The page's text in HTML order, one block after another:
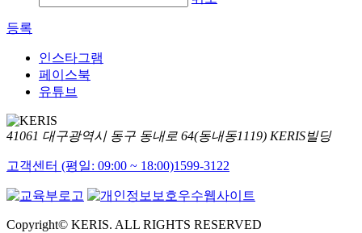
등록
인스타그램
페이스북
유튜브
41061 대구광역시 동구 동내로 64(동내동1119) KERIS빌딩
고객센터 (평일: 09:00 ~ 18:00)1599-3122
Copyright© KERIS. ALL RIGHTS RESERVED